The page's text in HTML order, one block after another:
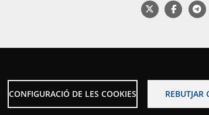
CONFIGURACIÓ DE LES COOKIES REBUTJAR